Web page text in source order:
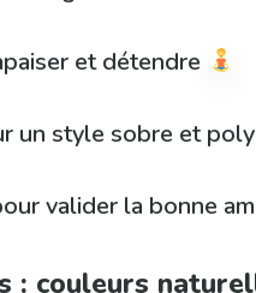
et détendre
un style sobre et
valider la bonne
: couleurs